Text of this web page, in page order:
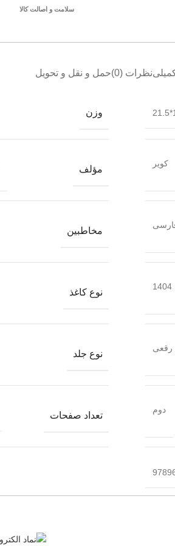
سلامت و اصالت کالا
نظرات (0) حمل و نقل و تحویل
وزن
کویر
مؤلف
مخاطبین
1404
نوع کاغذ
رقعی
نوع جلد
دوم
تعداد صفحات